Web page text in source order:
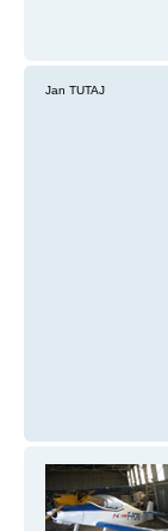
Jan TUTAJ